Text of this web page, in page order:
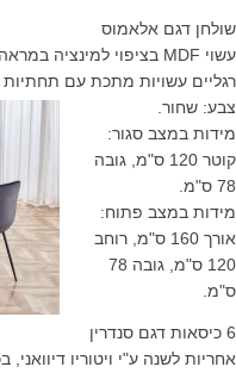
שולחן דגם אלאמוס
עשוי MDF בציפוי למינציה במראה שיש.
רגליים עשויות מתכת עם תחתיות
צבע: שחור.
מידות במצב סגור:
קוטר 120 ס"מ, גובה
78 ס"מ.
מידות במצב פתוח:
אורך 160 ס"מ, רוחב
120 ס"מ, גובה 78
ס"מ.
6 כיסאות דגם סנדרין
אחריות לשנה ע"י ויטוריו